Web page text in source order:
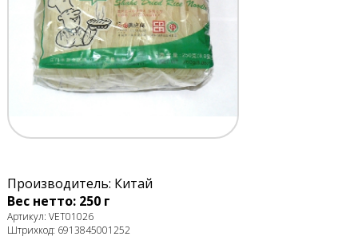
Производитель: Китай
Вес нетто: 250 г
Артикул: VET01026
Штрихкод: 6913845001252